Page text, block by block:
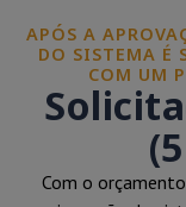
APÓS A
DO SISTEMA É
COM UM
Com o